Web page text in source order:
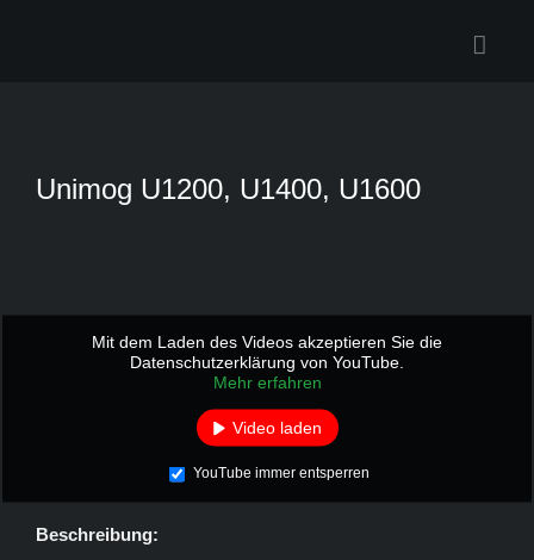
Unimog U1200, U1400, U1600
Mit dem Laden des Videos akzeptieren Sie die
Datenschutzerklärung von YouTube.
Mehr erfahren
Video laden
YouTube immer entsperren
Beschreibung: